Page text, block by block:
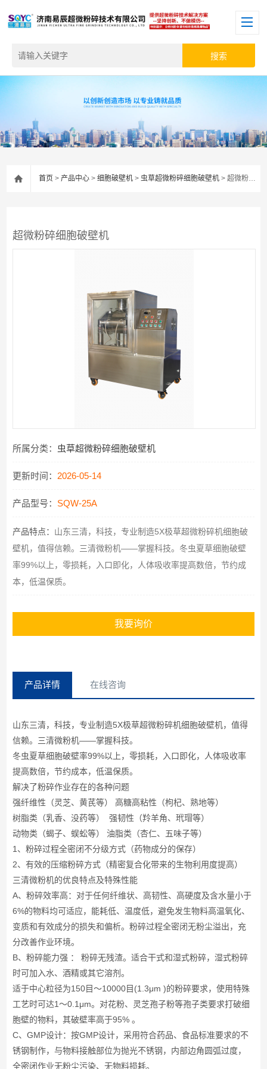
首页 >产品中心 >细胞破壁机 >虫草超微粉碎细胞破壁机 > 超微粉碎细胞破壁机
超微粉碎细胞破壁机
所属分类： 虫草超微粉碎细胞破壁机
更新时间： 2026-05-14
产品型号： SQW-25A
产品特点： 山东三清，科技，专业制造5X极草超微粉碎机细胞破
壁机，值得信赖。三清微粉机——掌握科技。冬虫夏草细胞破壁
率99%以上，零损耗，入口即化，人体吸收率提高数倍，节约成
本，低温保质。
我要询价
产品详情 在线咨询
山东三清，科技，专业制造5X极草超微粉碎机细胞破壁机，值得
信赖。三清微粉机——掌握科技。
冬虫夏草细胞破壁率99%以上，零损耗，入口即化，人体吸收率
提高数倍，节约成本，低温保质。
解决了粉碎作业存在的各种问题
强纤维性（灵芝、黄芪等） 高糖高粘性（枸杞、熟地等）
树脂类（乳香、没药等） 强韧性（羚羊角、玳瑁等）
动物类（蝎子、蜈蚣等） 油脂类（杏仁、五味子等）
1、粉碎过程全密闭不分级方式（药物成分的保存）
2、有效的压缩粉碎方式（精密复合化带来的生物利用度提高）
三清微粉机的优良特点及特殊性能
A、粉碎效率高：对于任何纤维状、高韧性、高硬度及含水量小于
6%的物料均可适应，能耗低、温度低，避免发生物料高温氧化、
变质和有效成分的损失和偏析。粉碎过程全密闭无粉尘溢出，充
分改善作业环境。
B、粉碎能力强 ： 粉碎无残渣。适合干式和湿式粉碎，湿式粉碎
时可加入水、酒精或其它溶剂。
适于中心粒径为150目～10000目(1.3μm )的粉碎要求，使用特殊
工艺时可达1～0.1μm。对花粉、灵芝孢子粉等孢子类要求打破细
胞壁的物料，其破壁率高于95% 。
C、GMP设计：按GMP设计，采用符合药品、食品标准要求的不
锈钢制作，与物料接触部位为抛光不锈钢，内部边角圆弧过度，
全密闭作业无粉尘污染、无物料损耗。